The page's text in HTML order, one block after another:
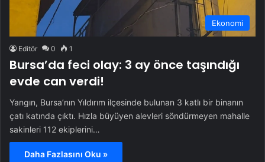
Ekonomi
Editör 0 1
Bursa’da feci olay: 3 ay önce taşındığı
evde can verdi!
Yangın, Bursa’nın Yıldırım ilçesinde bulunan 3 katlı bir binanın
çatı katında çıktı. Hızla büyüyen alevleri söndürmeyen mahalle
sakinleri 112 ekiplerini…
Daha Fazlasını Oku »